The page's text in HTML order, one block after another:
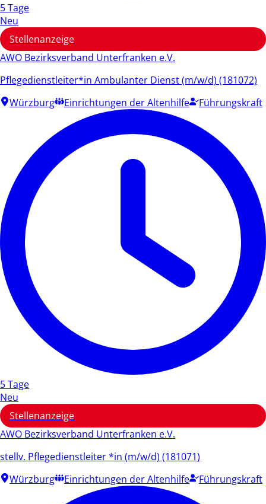
5 Tage
Neu
Stellenanzeige
AWO Bezirksverband Unterfranken e.V.
Pflegedienstleiter*in Ambulanter Dienst (m/w/d) (181072)
Würzburg
Einrichtungen der Altenhilfe Führungskraft
5 Tage
Neu
Stellenanzeige
AWO Bezirksverband Unterfranken e.V.
stellv. Pflegedienstleiter *in (m/w/d) (181071)
Würzburg
Einrichtungen der Altenhilfe Führungskraft